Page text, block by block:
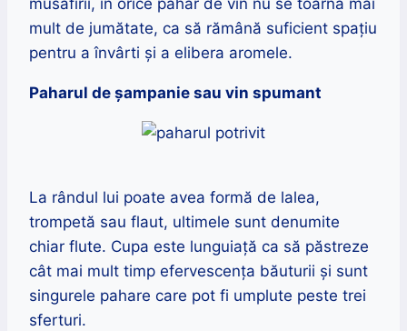
musafirii, în orice pahar de vin nu se toarnă mai
mult de jumătate, ca să rămână suficient spațiu
pentru a învârti și a elibera aromele.
Paharul de șampanie sau vin spumant
La rândul lui poate avea formă de lalea,
trompetă sau flaut, ultimele sunt denumite
chiar flute. Cupa este lunguiață ca să păstreze
cât mai mult timp efervescența băuturii și sunt
singurele pahare care pot fi umplute peste trei
sferturi.